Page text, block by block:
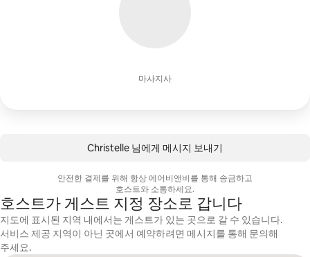
마사지사
Christelle 님에게 메시지 보내기
안전한 결제를 위해 항상 에어비앤비를 통해 송금하고
호스트와 소통하세요.
호스트가 게스트 지정 장소로 갑니다
지도에 표시된 지역 내에서는 게스트가 있는 곳으로 갈 수 있습니다.
서비스 제공 지역이 아닌 곳에서 예약하려면 메시지를 통해 문의해
주세요.